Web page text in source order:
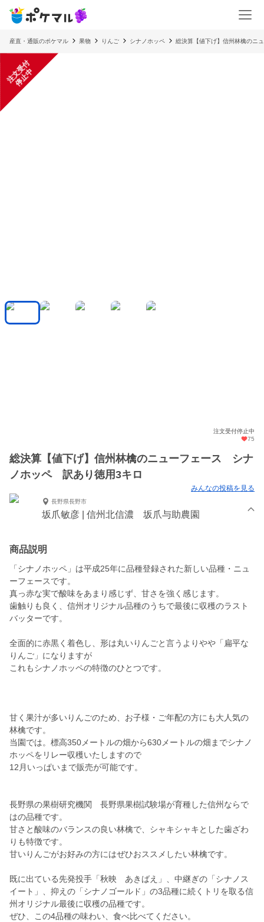
産直・通販のポケマル 果物 りんご シナノホッペ 総決算【値下げ】信州林檎の
注
文
受
付
停
止
中
注文受付停止中
75
総決算【値下げ】信州林檎のニューフェース シナ
ノホッペ 訳あり徳用3キロ
みんなの投稿を見る
長野県長野市
坂爪敏彦 | 信州北信濃 坂爪与助農園
商品説明
「シナノホッペ」は平成25年に品種登録された新しい品種・ニュ
ーフェースです。
真っ赤な実で酸味をあまり感じず、甘さを強く感じます。
歯触りも良く、信州オリジナル品種のうちで最後に収穫のラスト
バッターです。
全面的に赤黒く着色し、形は丸いりんごと言うよりやや「扁平な
りんご」になりますが
これもシナノホッペの特徴のひとつです。
甘く果汁が多いりんごのため、お子様・ご年配の方にも大人気の
林檎です。
当園では。標高350メートルの畑から630メートルの畑までシナノ
ホッペをリレー収穫いたしますので
12月いっぱいまで販売が可能です。
長野県の果樹研究機関 長野県果樹試験場が育種した信州ならで
はの品種です。
甘さと酸味のバランスの良い林檎で、シャキシャキとした歯ざわ
りも特徴です。
甘いりんごがお好みの方にはぜひおススメしたい林檎です。
既に出ている先発投手「秋映 あきばえ」、中継ぎの「シナノス
イート」、抑えの「シナノゴールド」の3品種に続くトリを取る信
州オリジナル最後に収穫の品種です。
ぜひ、この4品種の味わい、食べ比べてください。